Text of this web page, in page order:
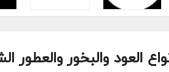
العود والبخور والعطور